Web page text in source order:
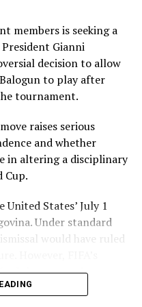
Tasmia Rubab
Aroob Shah and
a wicket apiece to
through Gull
off 77 balls, laced with
opening stand before
Kavisha Dilhari after
position.
the chase with
rotating the strike
that kept
required rate. Ayesha
breakthroughs,
members is seeking a
Gianni
decision to allow
to play after
tournament.
raises serious
and whether
in altering a disciplinary
Cup.
States’ July 1
Under standard
would have ruled
the suspension,
Monday’s match.